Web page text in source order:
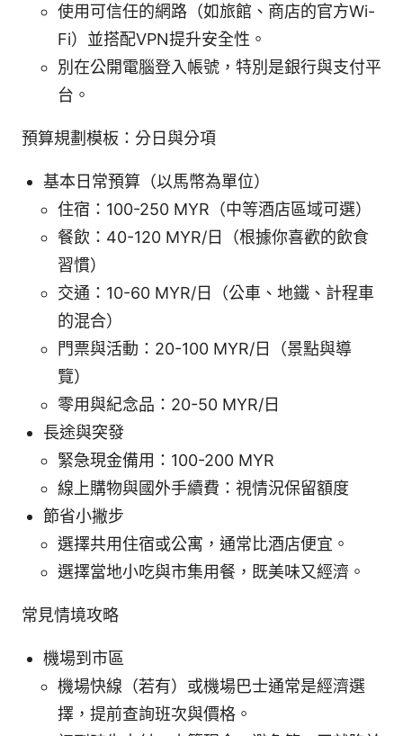
使用可信任的網路（如旅館、商店的官方Wi-
Fi）並搭配VPN提升安全性。
別在公開電腦登入帳號，特別是銀行與支付平
台。
預算規劃模板：分日與分項
基本日常預算（以馬幣為單位）
住宿：100-250 MYR（中等酒店區域可選）
餐飲：40-120 MYR/日（根據你喜歡的飲食
習慣）
交通：10-60 MYR/日（公車、地鐵、計程車
的混合）
門票與活動：20-100 MYR/日（景點與導
覽）
零用與紀念品：20-50 MYR/日
長途與突發
緊急現金備用：100-200 MYR
線上購物與國外手續費：視情況保留額度
節省小撇步
選擇共用住宿或公寓，通常比酒店便宜。
選擇當地小吃與市集用餐，既美味又經濟。
常見情境攻略
機場到市區
機場快線（若有）或機場巴士通常是經濟選
擇，提前查詢班次與價格。